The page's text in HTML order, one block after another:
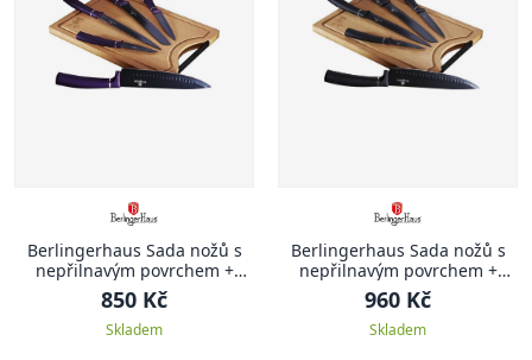
Berlingerhaus Sada nožů s
nepřilnavým povrchem +
prkénko 6 ks Purple Metallic
Line
850 Kč
Skladem
Berlingerhaus Sada nožů s
nepřilnavým povrchem +
prkénko 6 ks Black Silver
Collection
960 Kč
Skladem